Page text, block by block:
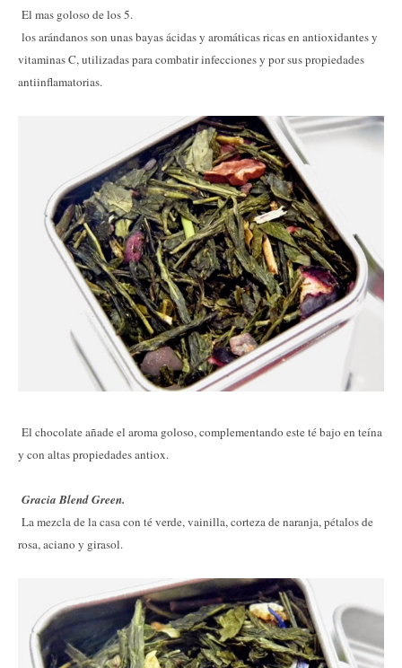
El mas goloso de los 5.
los arándanos son unas bayas ácidas y aromáticas ricas en antioxidantes y
vitaminas C, utilizadas para combatir infecciones y por sus propiedades
antiinflamatorias.
El chocolate añade el aroma goloso, complementando este té bajo en teína
y con altas propiedades antiox.
Gracia Blend Green.
La mezcla de la casa con té verde, vainilla, corteza de naranja, pétalos de
rosa, aciano y girasol.